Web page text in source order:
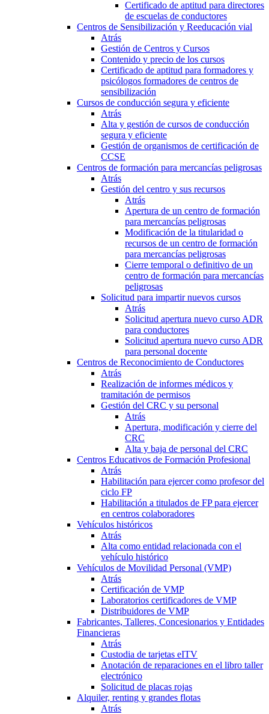
Certificado de aptitud para directores
de escuelas de conductores
Centros de Sensibilización y Reeducación vial
Atrás
Gestión de Centros y Cursos
Contenido y precio de los cursos
Certificado de aptitud para formadores y
psicólogos formadores de centros de
sensibilización
Cursos de conducción segura y eficiente
Atrás
Alta y gestión de cursos de conducción
segura y eficiente
Gestión de organismos de certificación de
CCSE
Centros de formación para mercancías peligrosas
Atrás
Gestión del centro y sus recursos
Atrás
Apertura de un centro de formación
para mercancías peligrosas
Modificación de la titularidad o
recursos de un centro de formación
para mercancías peligrosas
Cierre temporal o definitivo de un
centro de formación para mercancías
peligrosas
Solicitud para impartir nuevos cursos
Atrás
Solicitud apertura nuevo curso ADR
para conductores
Solicitud apertura nuevo curso ADR
para personal docente
Centros de Reconocimiento de Conductores
Atrás
Realización de informes médicos y
tramitación de permisos
Gestión del CRC y su personal
Atrás
Apertura, modificación y cierre del
CRC
Alta y baja de personal del CRC
Centros Educativos de Formación Profesional
Atrás
Habilitación para ejercer como profesor del
ciclo FP
Habilitación a titulados de FP para ejercer
en centros colaboradores
Vehículos históricos
Atrás
Alta como entidad relacionada con el
vehículo histórico
Vehículos de Movilidad Personal (VMP)
Atrás
Certificación de VMP
Laboratorios certificadores de VMP
Distribuidores de VMP
Fabricantes, Talleres, Concesionarios y Entidades
Financieras
Atrás
Custodia de tarjetas eITV
Anotación de reparaciones en el libro taller
electrónico
Solicitud de placas rojas
Alquiler, renting y grandes flotas
Atrás